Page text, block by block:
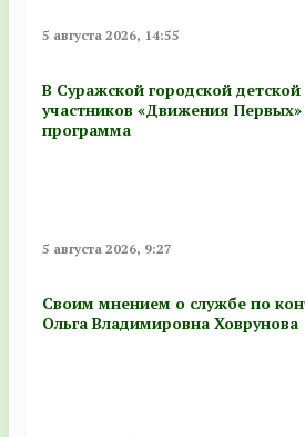
5 августа 2026, 14:55
В Суражской городской
участников «Движения
программа
5 августа 2026, 9:27
Своим мнением о службе по
Ольга Владимировна Ховрунова